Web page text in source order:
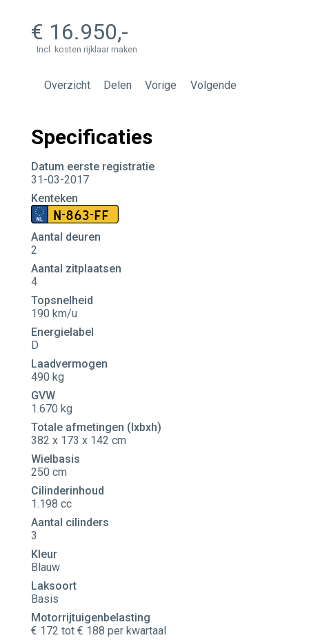
16.950
Incl. kosten rijklaar maken
Overzicht Delen Vorige Volgende
Specificaties
Datum eerste registratie
31-03-2017
Kenteken
N-863-FF
Aantal deuren
2
Aantal zitplaatsen
4
Topsnelheid
190 km/u
Energielabel
D
Laadvermogen
490 kg
GVW
1.670 kg
Totale afmetingen (lxbxh)
382 x 173 x 142 cm
Wielbasis
250 cm
Cilinderinhoud
1.198 cc
Aantal cilinders
3
Kleur
Blauw
Laksoort
Basis
Motorrijtuigenbelasting
€ 172 tot € 188 per kwartaal